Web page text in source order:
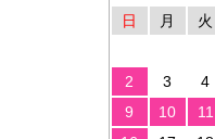
日
月 火
2
3 4
9
10 11